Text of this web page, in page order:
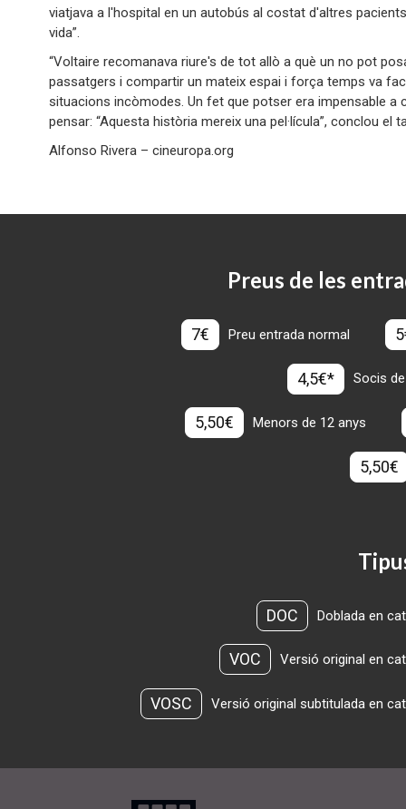
viatjava a l'hospital en un autobús al costat d'altres
vida”.
“Voltaire recomanava riure's de tot allò a què un no pot
passatgers i compartir un mateix espai i força temps va
situacions incòmodes. Un fet que potser era impensable
pensar: “Aquesta història mereix una pel·lícula”, conclou
Alfonso Rivera – cineuropa.org
Preus de les
7€ Preu entrada normal
4,5€* Socis
5,50€ Menors de 12 anys
5,50€
DOC Doblada en
VOC Versió original en
VOSC Versió original subtitulada en